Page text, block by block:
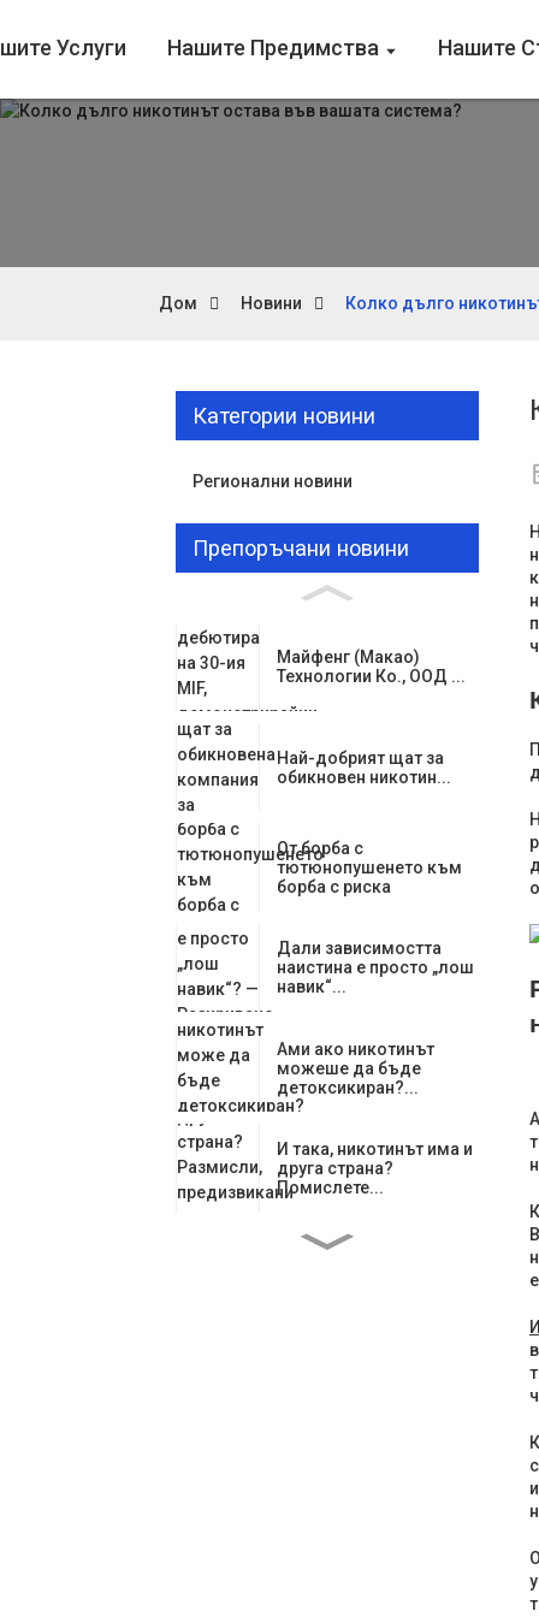
Услуги Нашите Предимства Нашите
Дом Новини Колко дълго
Категории новини
Регионални новини
Препоръчани новини
Майфенг (Макао)
Технологии Ко., ООД ...
Най-добрият щат за
обикновен никотин...
От борба с
тютюнопушенето към
борба с риска
Дали зависимостта
наистина е просто „лош
навик“...
Ами ако никотинът
можеше да бъде
детоксикиран?...
И така, никотинът има и
друга страна?
Помислете...
в